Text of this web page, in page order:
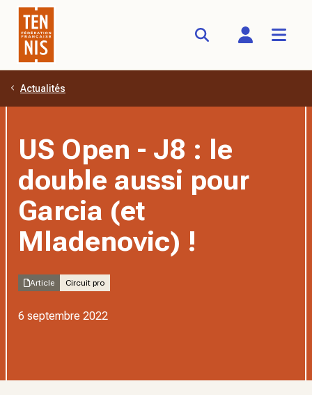
Aller au contenu principal
Actualités
US Open - J8 : le
double aussi pour
Garcia (et
Mladenovic) !
Article Circuit pro
6 septembre 2022